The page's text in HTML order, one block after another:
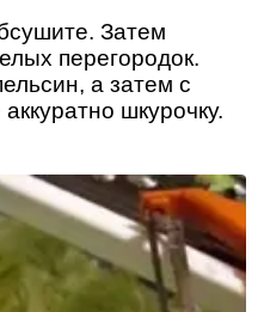
Затем
перегородок.
а затем с
шкурочку.